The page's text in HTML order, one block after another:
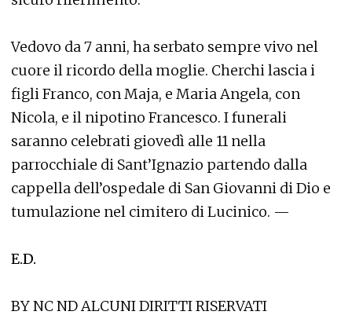
Vedovo da 7 anni, ha serbato sempre vivo nel
cuore il ricordo della moglie. Cherchi lascia i
figli Franco, con Maja, e Maria Angela, con
Nicola, e il nipotino Francesco. I funerali
saranno celebrati giovedì alle 11 nella
parrocchiale di Sant’Ignazio partendo dalla
cappella dell’ospedale di San Giovanni di Dio e
tumulazione nel cimitero di Lucinico. —
E.D.
BY NC ND ALCUNI DIRITTI RISERVATI